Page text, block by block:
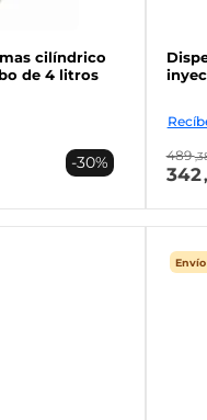
cilíndrico
de 4 litros
-30% 489
342